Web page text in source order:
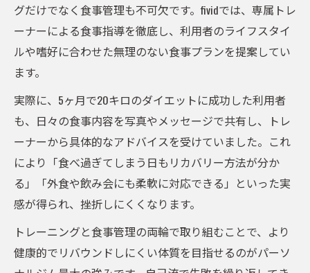
グだけでなく食事管理も不可欠です。fividでは、専属トレ
ーナーによる食事指導を徹底し、利用者のライフスタイ
ルや嗜好に合わせた無理のない食事プランを提案してい
ます。
実際に、5ヶ月で20キロのダイエットに成功した利用者
も、日々の食事内容を写真やメッセージで共有し、トレ
ーナーから具体的なアドバイスを受けていました。これ
により「食べ過ぎてしまう日もリカバリー方法が分か
る」「外食や飲み会にも柔軟に対応できる」といった実
感が得られ、挫折しにくくなります。
トレーニングと食事管理の両輪で取り組むことで、より
健康的でリバウンドしにくい体質を目指せるのがパーソ